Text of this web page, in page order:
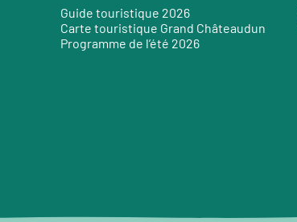
Guide touristique 2026
Carte touristique Grand Châteaudun
Programme de l’été 2026